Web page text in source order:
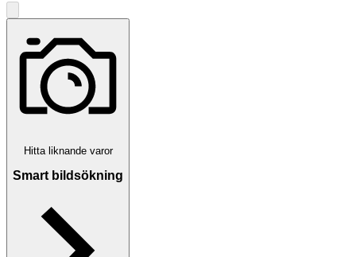
Hitta liknande varor
Smart bildsökning